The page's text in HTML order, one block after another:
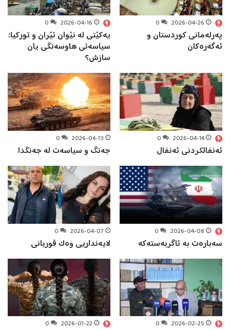
2026-04-26
0
پەرلەمانی کوردستان و
ئەگەرەکان
2026-04-16
0
یەکێتی لە نێوان ئێران و تورکیا:
سیاسەتی هاوسەنگی یان
سازش؟
2026-04-14
0
ئەنفالکردنی ئەنفال
2026-04-13
0
جەنگ و سیاسەت لە جەنگدا
2026-04-08
0
سەبارەت بە ئاگربەستەکە
2026-04-07
0
لایەنداریى وەک قوربانى
2026-02-25
0
2026-01-22
0